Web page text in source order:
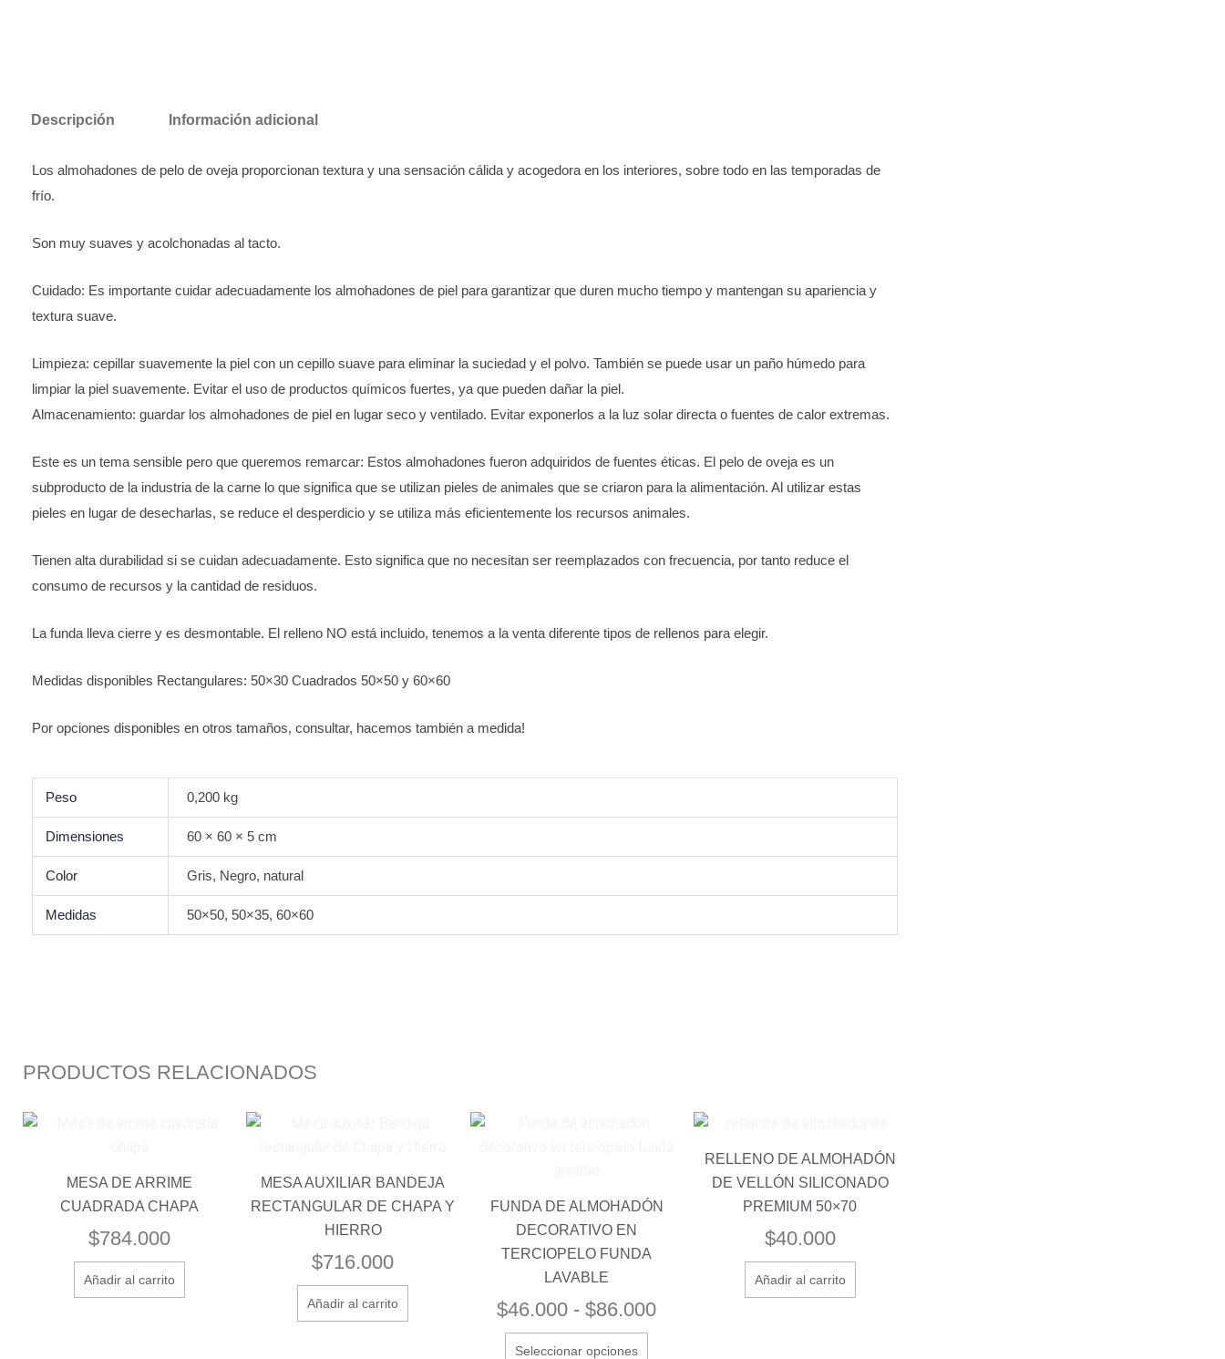
Descripción Información adicional
Los almohadones de pelo de oveja proporcionan textura y una sensación cálida y acogedora en los interiores, sobre todo en las temporadas de
frío.
Son muy suaves y acolchonadas al tacto.
Cuidado: Es importante cuidar adecuadamente los almohadones de piel para garantizar que duren mucho tiempo y mantengan su apariencia y
textura suave.
Limpieza: cepillar suavemente la piel con un cepillo suave para eliminar la suciedad y el polvo. También se puede usar un paño húmedo para
limpiar la piel suavemente. Evitar el uso de productos químicos fuertes, ya que pueden dañar la piel.
Almacenamiento: guardar los almohadones de piel en lugar seco y ventilado. Evitar exponerlos a la luz solar directa o fuentes de calor extremas.
Este es un tema sensible pero que queremos remarcar: Estos almohadones fueron adquiridos de fuentes éticas. El pelo de oveja es un
subproducto de la industria de la carne lo que significa que se utilizan pieles de animales que se criaron para la alimentación. Al utilizar estas
pieles en lugar de desecharlas, se reduce el desperdicio y se utiliza más eficientemente los recursos animales.
Tienen alta durabilidad si se cuidan adecuadamente. Esto significa que no necesitan ser reemplazados con frecuencia, por tanto reduce el
consumo de recursos y la cantidad de residuos.
La funda lleva cierre y es desmontable. El relleno NO está incluido, tenemos a la venta diferente tipos de rellenos para elegir.
Medidas disponibles Rectangulares: 50×30 Cuadrados 50×50 y 60×60
Por opciones disponibles en otros tamaños, consultar, hacemos también a medida!
Peso 0,200 kg
Dimensiones 60 × 60 × 5 cm
Color Gris, Negro, natural
Medidas 50×50, 50×35, 60×60
PRODUCTOS RELACIONADOS
MESA DE ARRIME
CUADRADA CHAPA
$784.000
Añadir al carrito
MESA AUXILIAR BANDEJA
RECTANGULAR DE CHAPA Y
HIERRO
$716.000
Añadir al carrito
FUNDA DE ALMOHADÓN
DECORATIVO EN
TERCIOPELO FUNDA
LAVABLE
$46.000 - $86.000
Rango
precios:
desde
Seleccionar opciones
múltiples
variantes.
opciones
pueden
elegir
RELLENO DE ALMOHADÓN
DE VELLÓN SILICONADO
PREMIUM 50×70
$40.000
Añadir al carrito